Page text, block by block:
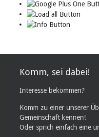
Komm, sei dabei!
Interesse bekommen?
Komm zu einer unserer
Gemeinschaft kennen!
Oder sprich einfach eine